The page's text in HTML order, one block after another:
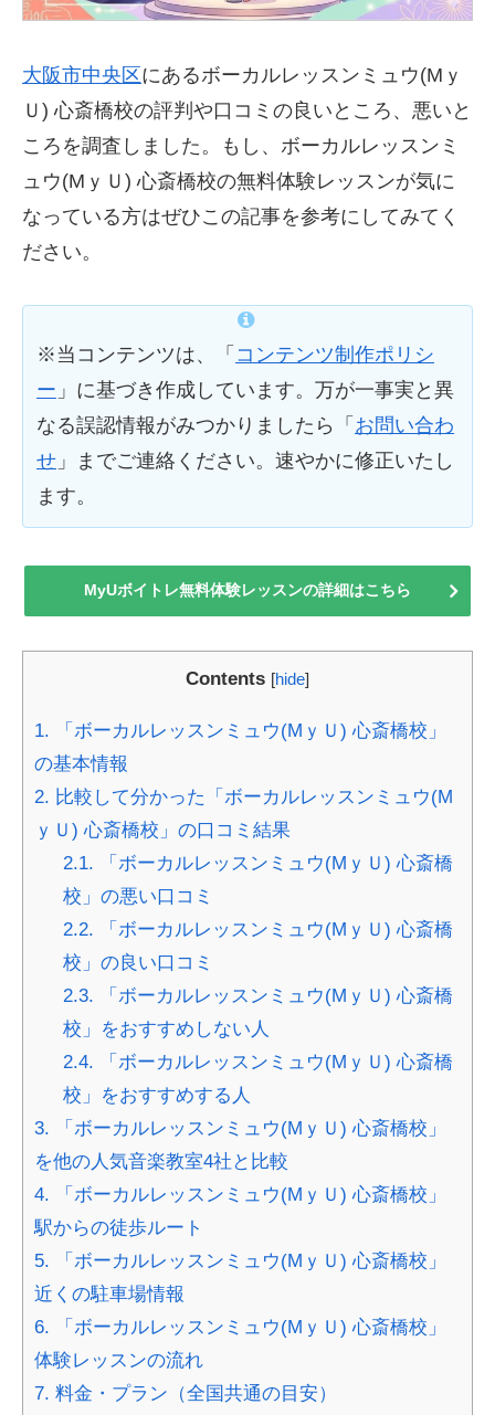
大阪市中央区にあるボーカルレッスンミュウ(Mｙ
Ｕ) 心斎橋校の評判や口コミの良いところ、悪いと
ころを調査しました。もし、ボーカルレッスンミ
ュウ(MｙＵ) 心斎橋校の無料体験レッスンが気に
なっている方はぜひこの記事を参考にしてみてく
ださい。
※当コンテンツは、「 コンテンツ制作ポリシ
ー 」に基づき作成しています。万が一事実と異
なる誤認情報がみつかりましたら「 お問い合わ
せ 」までご連絡ください。速やかに修正いたし
ます。
MyUボイトレ無料体験レッスンの詳細はこちら
Contents [hide]
1. 「ボーカルレッスンミュウ(MｙＵ) 心斎橋校」
の基本情報
2. 比較して分かった「ボーカルレッスンミュウ(M
ｙＵ) 心斎橋校」の口コミ結果
2.1. 「ボーカルレッスンミュウ(MｙＵ) 心斎橋
校」の悪い口コミ
2.2. 「ボーカルレッスンミュウ(MｙＵ) 心斎橋
校」の良い口コミ
2.3. 「ボーカルレッスンミュウ(MｙＵ) 心斎橋
校」をおすすめしない人
2.4. 「ボーカルレッスンミュウ(MｙＵ) 心斎橋
校」をおすすめする人
3. 「ボーカルレッスンミュウ(MｙＵ) 心斎橋校」
を他の人気音楽教室4社と比較
4. 「ボーカルレッスンミュウ(MｙＵ) 心斎橋校」
駅からの徒歩ルート
5. 「ボーカルレッスンミュウ(MｙＵ) 心斎橋校」
近くの駐車場情報
6. 「ボーカルレッスンミュウ(MｙＵ) 心斎橋校」
体験レッスンの流れ
7. 料金・プラン（全国共通の目安）